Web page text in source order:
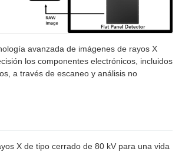
avanzada de imágenes de rayos X
los componentes electrónicos, incluidos
a través de escaneo y análisis no
X de tipo cerrado de 80 kV para una vida